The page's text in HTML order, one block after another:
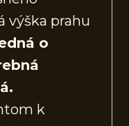
výška prahu
o
k